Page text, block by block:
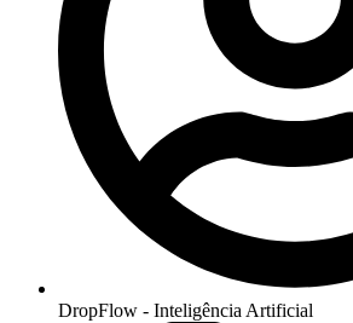
DropFlow - Inteligência Artificial